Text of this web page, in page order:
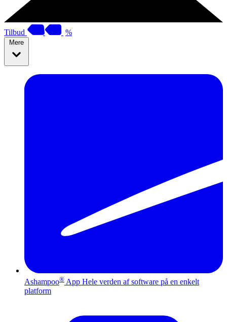
Tilbud %
Mere
Ashampoo® App Hele verden af software på en enkelt
platform